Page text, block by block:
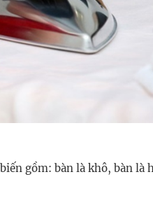
gồm: bàn là khô, bàn là